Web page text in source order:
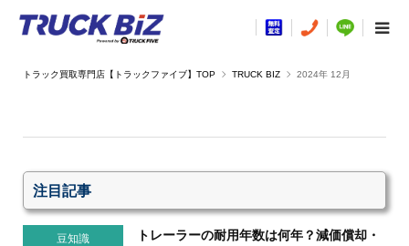
TRUCK BIZ 2024年 12月
注目記事
豆知識
トレーラーの耐用年数は何年？減価償却・